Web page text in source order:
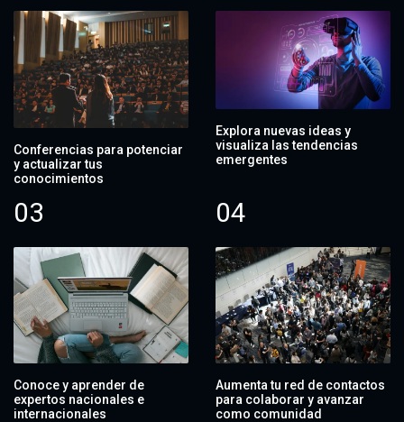
Conferencias para potenciar
y actualizar tus
conocimientos
Explora nuevas ideas y
visualiza las tendencias
emergentes
03
Conoce y aprender de
expertos nacionales e
internacionales
04
Aumenta tu red de contactos
para colaborar y avanzar
como comunidad